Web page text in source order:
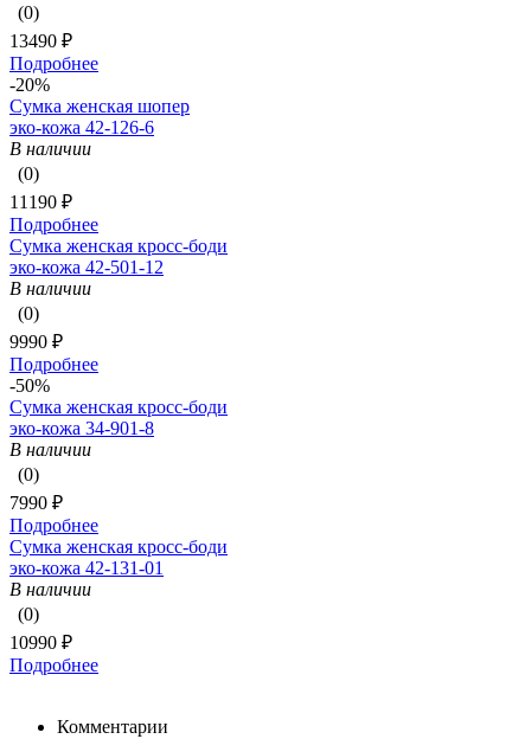
(0)
13490 ₽
Подробнее
-20%
Сумка женская шопер
эко-кожа 42-126-6
В наличии
(0)
11190 ₽
Подробнее
Сумка женская кросс-боди
эко-кожа 42-501-12
В наличии
(0)
9990 ₽
Подробнее
-50%
Сумка женская кросс-боди
эко-кожа 34-901-8
В наличии
(0)
7990 ₽
Подробнее
Сумка женская кросс-боди
эко-кожа 42-131-01
В наличии
(0)
10990 ₽
Подробнее
Комментарии